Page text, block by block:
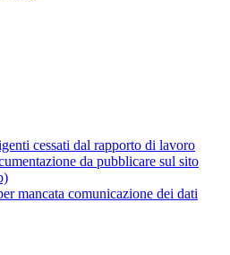
cessati dal rapporto di lavoro
da pubblicare sul sito
mancata comunicazione dei dati